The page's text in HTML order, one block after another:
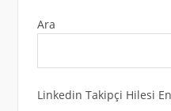
Ara
Linkedin Takipçi Hilesi